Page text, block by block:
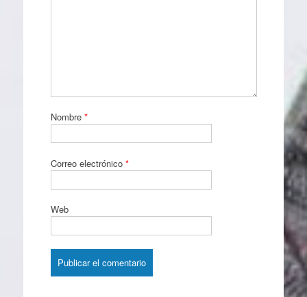
Nombre *
Correo electrónico *
Web